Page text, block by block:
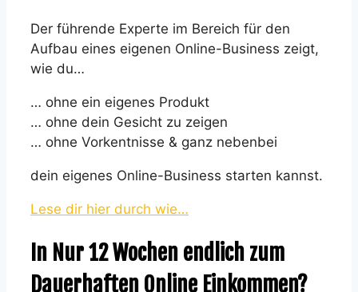
Der führende Experte im Bereich für den
Aufbau eines eigenen Online-Business zeigt,
wie du…
… ohne ein eigenes Produkt
… ohne dein Gesicht zu zeigen
… ohne Vorkentnisse & ganz nebenbei
dein eigenes Online-Business starten kannst.
Lese dir hier durch wie…
In Nur 12 Wochen endlich zum
Dauerhaften Online Einkommen?